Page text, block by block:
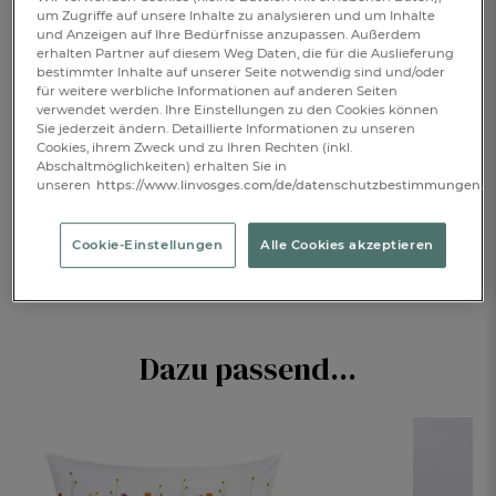
Verfügbar
1 IN DEN WARENKORB
BESCHREIBUNG
PRODUKTDETAILS
Dazu passend...
um Zugriffe auf unsere Inhalte zu analysieren und um Inhalte
und Anzeigen auf Ihre Bedürfnisse anzupassen. Außerdem
erhalten Partner auf diesem Weg Daten, die für die Auslieferung
bestimmter Inhalte auf unserer Seite notwendig sind und/oder
für weitere werbliche Informationen auf anderen Seiten
verwendet werden. Ihre Einstellungen zu den Cookies können
Sie jederzeit ändern. Detaillierte Informationen zu unseren
Cookies, ihrem Zweck und zu Ihren Rechten (inkl.
Abschaltmöglichkeiten) erhalten Sie in
unseren https://www.linvosges.com/de/
Cookie-Einstellungen Alle Cookies akzeptieren